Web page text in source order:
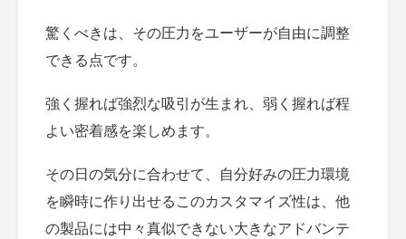
驚くべきは、その圧力をユーザーが自由に調整
できる点です。
強く握れば強烈な吸引が生まれ、弱く握れば程
よい密着感を楽しめます。
その日の気分に合わせて、自分好みの圧力環境
を瞬時に作り出せるこのカスタマイズ性は、他
の製品には中々真似できない大きなアドバンテ